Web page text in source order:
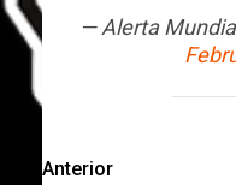
— Alerta
Anterior